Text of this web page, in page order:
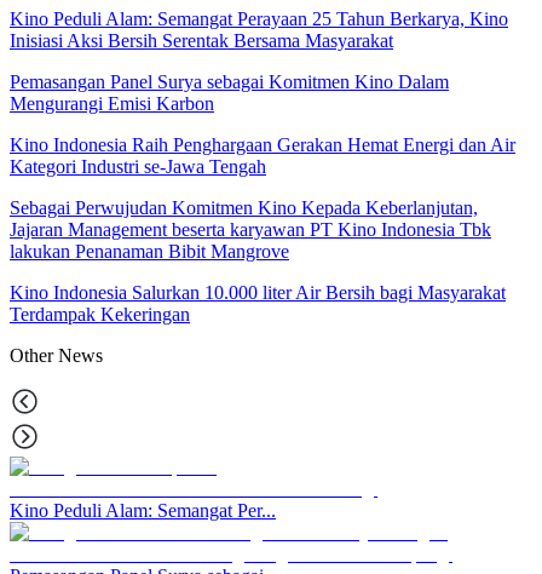
Kino Peduli Alam: Semangat Perayaan 25 Tahun Berkarya, Kino
Inisiasi Aksi Bersih Serentak Bersama Masyarakat
Pemasangan Panel Surya sebagai Komitmen Kino Dalam
Mengurangi Emisi Karbon
Kino Indonesia Raih Penghargaan Gerakan Hemat Energi dan Air
Kategori Industri se-Jawa Tengah
Sebagai Perwujudan Komitmen Kino Kepada Keberlanjutan,
Jajaran Management beserta karyawan PT Kino Indonesia Tbk
lakukan Penanaman Bibit Mangrove
Kino Indonesia Salurkan 10.000 liter Air Bersih bagi Masyarakat
Terdampak Kekeringan
OtherNews
Kino Peduli Alam: Semangat Per...